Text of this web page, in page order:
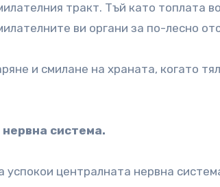
тракт. Тъй като топлата
ви органи за по-лесно
и смилане на храната, когато
система.
централната нервна